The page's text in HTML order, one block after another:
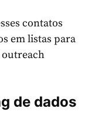
contatos
em listas para
de dados